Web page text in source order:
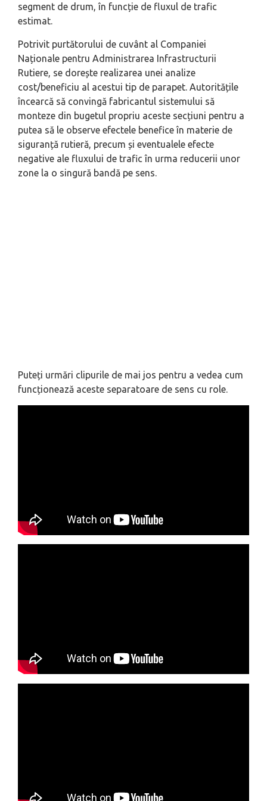
segment de drum, în funcție de fluxul de trafic
estimat.
Potrivit purtătorului de cuvânt al Companiei
Naționale pentru Administrarea Infrastructurii
Rutiere, se dorește realizarea unei analize
cost/beneficiu al acestui tip de parapet. Autoritățile
încearcă să convingă fabricantul sistemului să
monteze din bugetul propriu aceste secțiuni pentru a
putea să le observe efectele benefice în materie de
siguranță rutieră, precum și eventualele efecte
negative ale fluxului de trafic în urma reducerii unor
zone la o singură bandă pe sens.
Puteți urmări clipurile de mai jos pentru a vedea cum
funcționează aceste separatoare de sens cu role.